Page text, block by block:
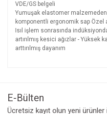
VDE/GS belgeli
Yumuşak elastomer
komponentli ergonomik sap Özel
sıl işlem sonrasında
artırılmış kesici ağızlar - Yüksek
arttırılmış dayanım
E-Bülten
Ücretsiz kayıt olun yeni